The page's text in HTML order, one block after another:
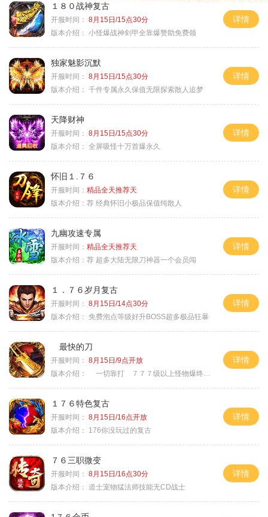
１８０战神复古
开服时间： 8月15日/15点30分
版本介绍： 小怪爆战神剑甲全靠爆赞助免费领
详情
独家魅影沉默
开服时间： 8月15日/15点30分
版本介绍： 千件专属永久保值无限探索散人追梦
详情
天降财神
开服时间： 8月15日/15点30分
版本介绍： 全屏吸怪十万首爆永久
详情
怀旧１.７６
开服时间： 精品全天推荐天
版本介绍： 荐 经典怀旧小极品保值纯散人
详情
九幽攻速专属
开服时间： 精品全天推荐天
版本介绍： 荐 超多大陆无限刀神器一个会员闯
详情
１．７６岁月复古
开服时间： 8月15日/14点30分
版本介绍： 免费泡点等级好升BOSS超多极品狂暴
详情
最快的刀
开服时间： 8月15日/9点开放
版本介绍：
一切靠打 ７７７级以上怪物爆终极
详情
１７６特色复古
开服时间： 8月15日/16点开放
版本介绍：
176你没玩过的复古
详情
７６三职微变
开服时间： 8月15日/16点30分
版本介绍： 道士宠物猛法师技能无CD战士
详情